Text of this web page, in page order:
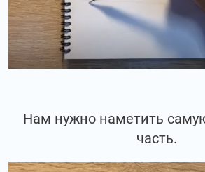
Нам нужно наметить
часть.